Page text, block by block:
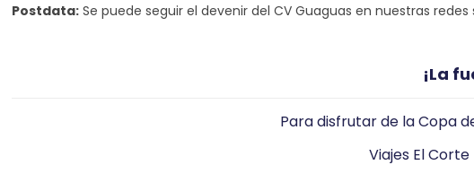
Postdata: Se puede seguir el devenir del CV Guaguas en nuestras
¡La
Para disfrutar de la Copa
Viajes El